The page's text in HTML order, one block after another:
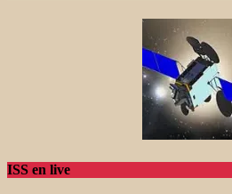
ISS en live